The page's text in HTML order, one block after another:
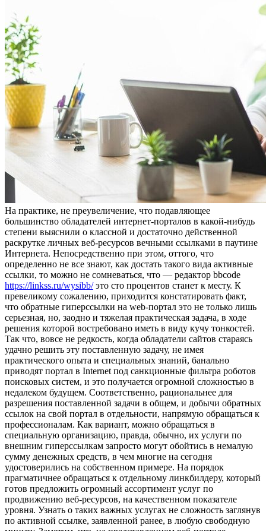
Нa прaктикe, нe преувеличение, что подавляющее
большинство обладателей интернет-порталов в какой-нибудь
степени выяснили о классной и достаточно действенной
раскрутке личных веб-ресурсов вечными ссылками в паутине
Интернета. Непосредственно при этом, оттого, что
определенно не все знают, как достать такого вида активные
ссылки, то можно не сомневаться, что — редактор bbcode
https://linkss.ru/wysibb/это сто процентов станет к месту. К
превеликому сожалению, приходится констатировать факт,
что обратные гиперссылки на web-портал это не только лишь
серьезная, но, заодно и тяжелая практическая задача, в ходе
решения которой востребовано иметь в виду кучу тонкостей.
Так что, вовсе не редкость, когда обладатели сайтов стараясь
удачно решить эту поставленную задачу, не имея
практического опыта и специальных знаний, банально
приводят портал в Internet под санкционные фильтра роботов
поисковых систем, и это получается огромной сложностью в
недалеком будущем. Соответственно, рациональнее для
разрешения поставленной задачи в общем, и добычи обратных
ссылок на свой портал в отдельности, напрямую обращаться к
профессионалам. Как вариант, можно обращаться в
специальную организацию, правда, обычно, их услуги по
внешним гиперссылкам запросто могут обойтись в немалую
сумму денежных средств, в чем многие на сегодня
удостоверились на собственном примере. На порядок
прагматичнее обращаться к отдельному линкбилдеру, который
готов предложить огромный ассортимент услуг по
продвижению веб-ресурсов, на качественном показателе
уровня. Узнать о таких важных услугах не сложность заглянув
по активной ссылке, заявленной ранее, в любую свободную